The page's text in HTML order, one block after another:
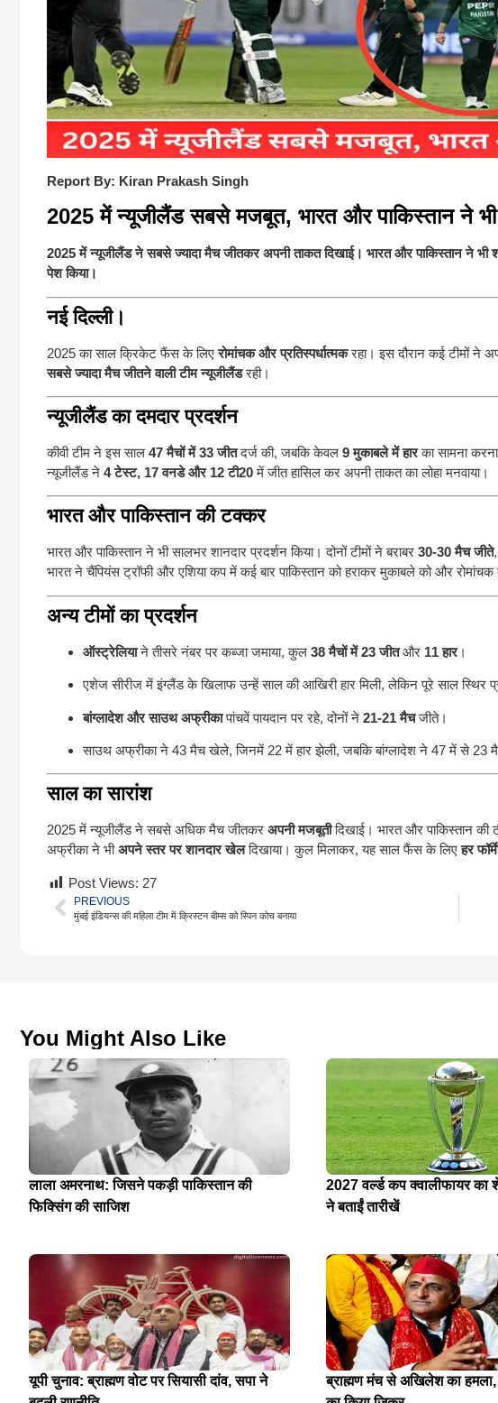
Report By: Kiran Prakash Singh
2025 में न्यूजीलैंड सबसे मजबूत, भारत और पाकिस्तान ने भी
2025 में न्यूजीलैंड ने सबसे ज्यादा मैच जीतकर अपनी ताकत दिखाई। भारत और पाकिस्तान ने भी
पेश किया।
नई दिल्ली।
2025 का साल क्रिकेट फैंस के लिएरोमांचक और प्रतिस्पर्धात्मकरहा। इस दौरान कई टीमों ने
सबसे ज्यादा मैच जीतने वाली टीम न्यूजीलैंडरही।
न्यूजीलैंड का दमदार प्रदर्शन
कीवी टीम ने इस साल 47 मैचों में 33 जीतदर्ज की, जबकि केवल 9 मुकाबले में हारका सामना
न्यूजीलैंड ने 4 टेस्ट, 17 वनडे और 12 टी20में जीत हासिल कर अपनी ताकत का लोहा मनवाया।
भारत और पाकिस्तान की टक्कर
भारत और पाकिस्तान ने भी सालभर शानदार प्रदर्शन किया। दोनों टीमों ने बराबर 30-30 मैच जीते
भारत ने चैंपियंस ट्रॉफी और एशिया कप में कई बार पाकिस्तान को हराकर मुकाबले को और रोमांचक
अन्य टीमों का प्रदर्शन
ऑस्ट्रेलियाने तीसरे नंबर पर कब्जा जमाया, कुल 38 मैचों में 23 जीतऔर 11 हार।
एशेज सीरीज में इंग्लैंड के खिलाफ उन्हें साल की आखिरी हार मिली, लेकिन पूरे साल स्थिर
बांग्लादेश और साउथ अफ्रीकापांचवें पायदान पर रहे, दोनों ने 21-21 मैचजीते।
साउथ अफ्रीका ने 43 मैच खेले, जिनमें 22 में हार झेली, जबकि बांग्लादेश ने 47 में से 23
साल का सारांश
2025 में न्यूजीलैंड ने सबसे अधिक मैच जीतकर अपनी मजबूतीदिखाई। भारत और पाकिस्तान
अफ्रीका ने भीअपने स्तर पर शानदार खेलदिखाया। कुल मिलाकर, यह साल फैंस के लिएहर
Post Views: 27
PREVIOUS
मुंबई इंडियन्स की महिला टीम में क्रिस्टन बीम्स को स्पिन कोच बनाया
You Might Also Like
लाला अमरनाथ: जिसने पकड़ी पाकिस्तान की
फिक्सिंग की साजिश
2027 वर्ल्ड कप क्वालीफायर का
ने बताईं तारीखें
यूपी चुनाव: ब्राह्मण वोट पर सियासी दांव, सपा ने
ब्राह्मण मंच से अखिलेश का